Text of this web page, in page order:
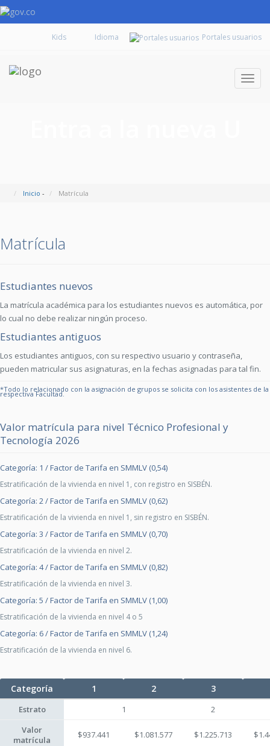
Kids Portales usuarios
Inicio - Matrícula
Matrícula
Estudiantes nuevos
La matrícula académica para los estudiantes nuevos es automática, por
lo cual no debe realizar ningún proceso.
Estudiantes antiguos
Los estudiantes antiguos, con su respectivo usuario y contraseña,
pueden matricular sus asignaturas, en la fechas asignadas para tal fin.
*Todo lo relacionado con la asignación de grupos se solicita con los asistentes de la
respectiva Facultad.
Valor matrícula para nivel Técnico Profesional y
Tecnología 2026
Categoría: 1 / Factor de Tarifa en SMMLV (0,54)
Estratificación de la vivienda en nivel 1, con registro en SISBÉN.
Categoría: 2 / Factor de Tarifa en SMMLV (0,62)
Estratificación de la vivienda en nivel 1, sin registro en SISBÉN.
Categoría: 3 / Factor de Tarifa en SMMLV (0,70)
Estratificación de la vivienda en nivel 2.
Categoría: 4 / Factor de Tarifa en SMMLV (0,82)
Estratificación de la vivienda en nivel 3.
Categoría: 5 / Factor de Tarifa en SMMLV (1,00)
Estratificación de la vivienda en nivel 4 o 5
Categoría: 6 / Factor de Tarifa en SMMLV (1,24)
Estratificación de la vivienda en nivel 6.
Categoría 1 2 3
Estrato 1
2
Valor
matrícula
$937.441 $1.081.577 $1.225.713